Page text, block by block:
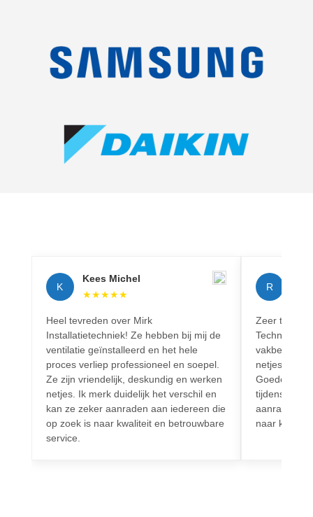
K
Kees Michel
★★★★★
Heel tevreden over Mirk
Installatietechniek! Ze hebben bij mij de
ventilatie geïnstalleerd en het hele
proces verliep professioneel en soepel.
Ze zijn vriendelijk, deskundig en werken
netjes. Ik merk duidelijk het verschil en
kan ze zeker aanraden aan iedereen die
op zoek is naar kwaliteit en betrouwbare
service.
R
Zeer
Techniek!
netjes en
Goede
tijdens het
aanrader
naar